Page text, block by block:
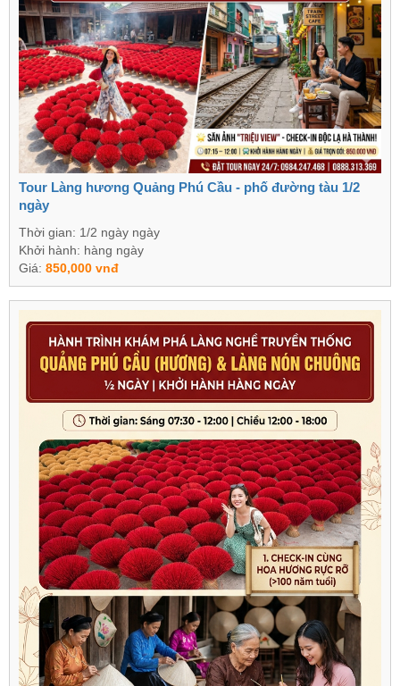
Tour Làng hương Quảng Phú Cầu - phố đường tàu 1/2
ngày
Thời gian: 1/2 ngày ngày
Khởi hành: hàng ngày
Giá: 850,000 vnđ